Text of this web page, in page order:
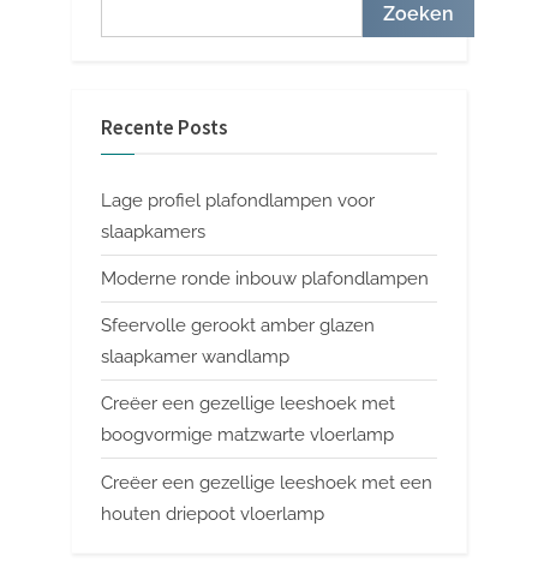
Zoeken
Recente Posts
Lage profiel plafondlampen voor
slaapkamers
Moderne ronde inbouw plafondlampen
Sfeervolle gerookt amber glazen
slaapkamer wandlamp
Creëer een gezellige leeshoek met
boogvormige matzwarte vloerlamp
Creëer een gezellige leeshoek met een
houten driepoot vloerlamp